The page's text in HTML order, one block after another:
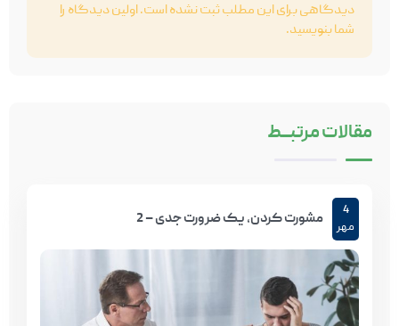
دیدگاهی برای این مطلب ثبت نشده است. اولین دیدگاه را
شما بنویسید.
مقالاتمرتبـــط
4
مهر
مشورت کردن، یک ضرورت جدی – 2